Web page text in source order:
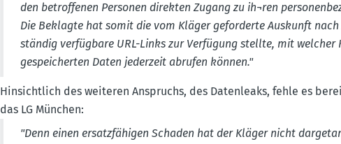
den betrof­fenen Personen direkten Zugang zu ih¬ren
Die Beklagte hat somit die vom Kläger gefor­derte Auskunft nach
ständig verfügbare URL-Links zur Verfügung stellte, mit welcher
gespei­cherten Daten jederzeit abrufen können."
Hinsichtlich des weiteren Anspruchs, des Daten­leaks, fehle es
das LG München:
"Denn einen ersatz­fä­higen Schaden hat der Kläger nicht